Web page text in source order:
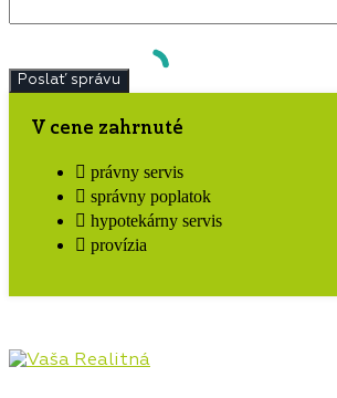
V cene zahrnuté
právny servis
správny poplatok
hypotekárny servis
provízia